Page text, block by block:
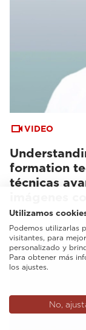
VIDEO
formation
técnicas
Utilizamos
Podemos utilizarlas
visitantes, para
personalizado y
Para obtener más
los ajustes.
No,